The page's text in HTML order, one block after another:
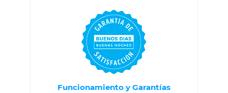
Funcionamiento y Garantías